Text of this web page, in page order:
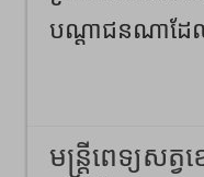
បណ្តាជនណា​ដែ
មន្ត្រីពេទ្យសត្